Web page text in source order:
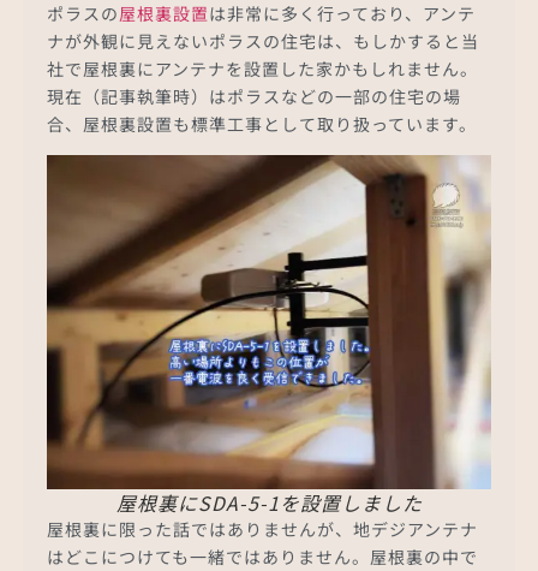
ポラスの屋根裏設置は非常に多く行っており、アンテ
ナが外観に見えないポラスの住宅は、もしかすると当
社で屋根裏にアンテナを設置した家かもしれません。
現在（記事執筆時）はポラスなどの一部の住宅の場
合、屋根裏設置も標準工事として取り扱っています。
屋根裏にSDA-5-1を設置しました
屋根裏に限った話ではありませんが、地デジアンテナ
はどこにつけても一緒ではありません。屋根裏の中で